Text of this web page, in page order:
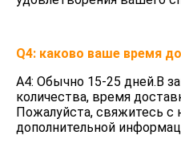
Q4: каково ваше время
A4: Обычно 15-25 дней.В
количества, время
Пожалуйста, свяжитесь с
дополнительной